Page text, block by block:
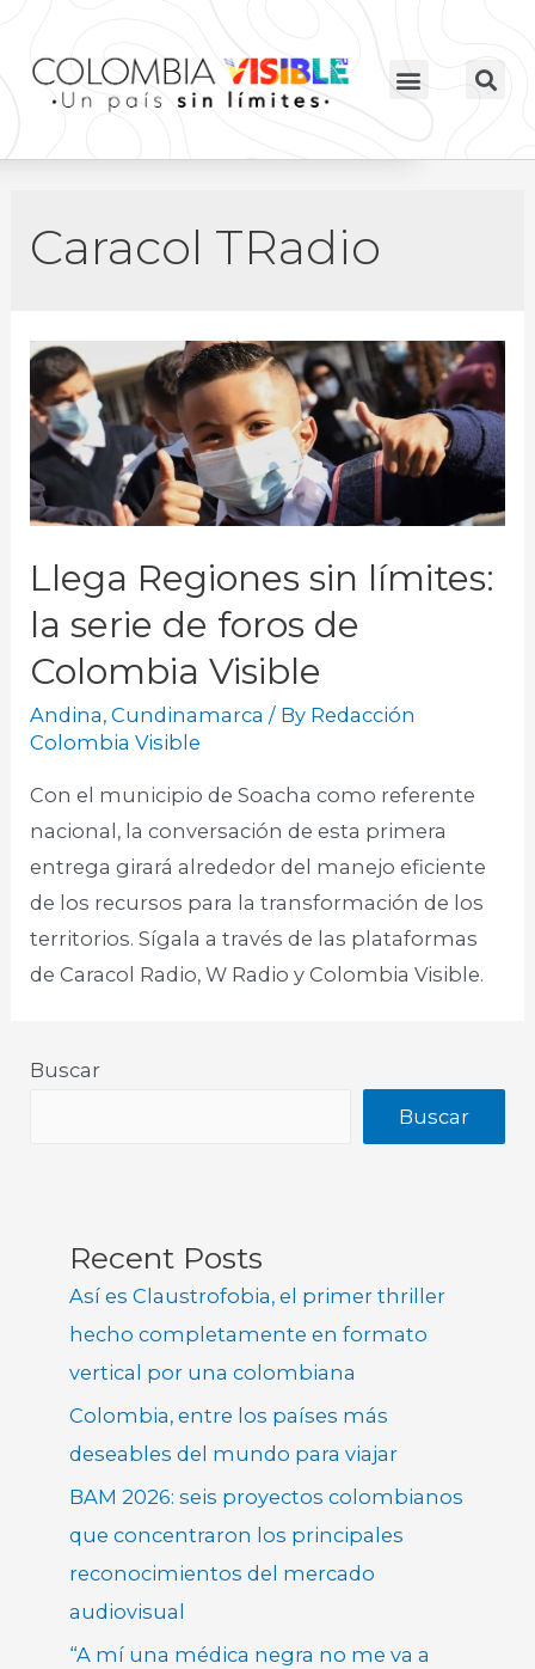
Caracol TRadio
Llega Regiones sin límites:
la serie de foros de
Colombia Visible
Andina,Cundinamarca / By Redacción
Colombia Visible
Con el municipio de Soacha como referente
nacional, la conversación de esta primera
entrega girará alrededor del manejo eficiente
de los recursos para la transformación de los
territorios. Sígala a través de las plataformas
de Caracol Radio, W Radio y Colombia Visible.
Buscar
Buscar
Recent Posts
Así es Claustrofobia, el primer thriller
hecho completamente en formato
vertical por una colombiana
Colombia, entre los países más
deseables del mundo para viajar
BAM 2026: seis proyectos colombianos
que concentraron los principales
reconocimientos del mercado
audiovisual
“A mí una médica negra no me va a